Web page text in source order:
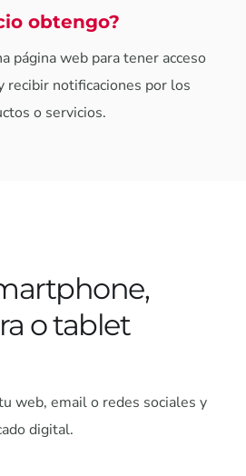
obtengo?
página web para tener acceso
recibir notificaciones por los
o servicios.
o tablet
web, email o redes sociales y
digital.